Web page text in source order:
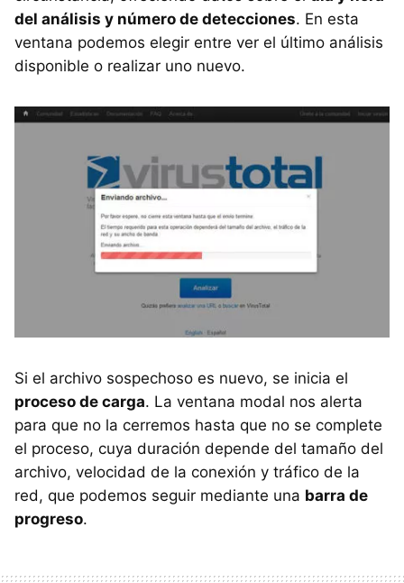
del análisis y número de detecciones. En esta
ventana podemos elegir entre ver el último análisis
disponible o realizar uno nuevo.
Si el archivo sospechoso es nuevo, se inicia el
proceso de carga. La ventana modal nos alerta
para que no la cerremos hasta que no se complete
el proceso, cuya duración depende del tamaño del
archivo, velocidad de la conexión y tráfico de la
red, que podemos seguir mediante una barra de
progreso.